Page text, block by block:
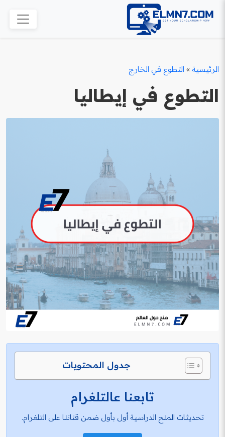
الرئيسية » التطوع في الخارج
التطوع في إيطاليا
جدول المحتويات
تابعنا عالتلغرام
تحديثات المنح الدراسية أول بأول ضمن قناتنا على التلغرام.